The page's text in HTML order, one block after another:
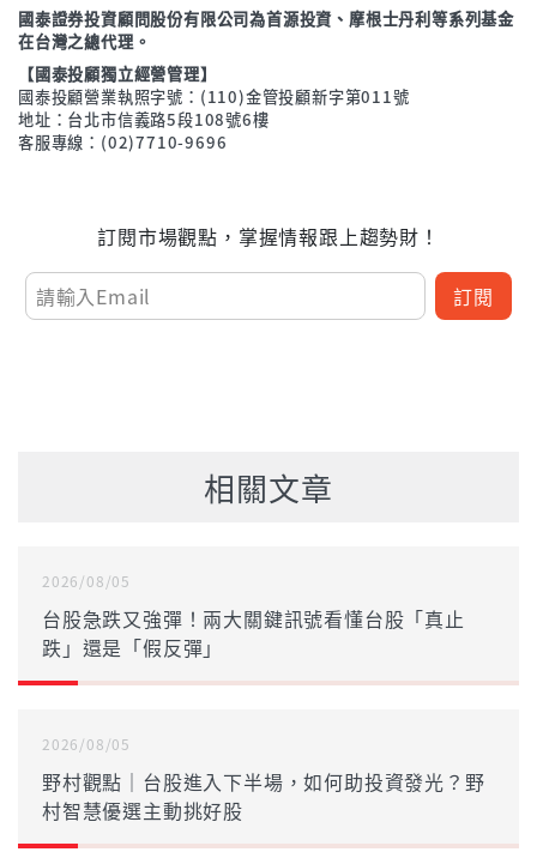
國泰證券投資顧問股份有限公司為首源投資、摩根士丹利等系列基金
在台灣之總代理。
【國泰投顧獨立經營管理】
國泰投顧營業執照字號：(110)金管投顧新字第011號
地址：台北市信義路5段108號6樓
客服專線：(02)7710-9696
訂閱市場觀點，掌握情報跟上趨勢財！
訂閱
相關文章
2026/08/05
台股急跌又強彈！兩大關鍵訊號看懂台股「真止
跌」還是「假反彈」
2026/08/05
野村觀點｜台股進入下半場，如何助投資發光？野
村智慧優選主動挑好股